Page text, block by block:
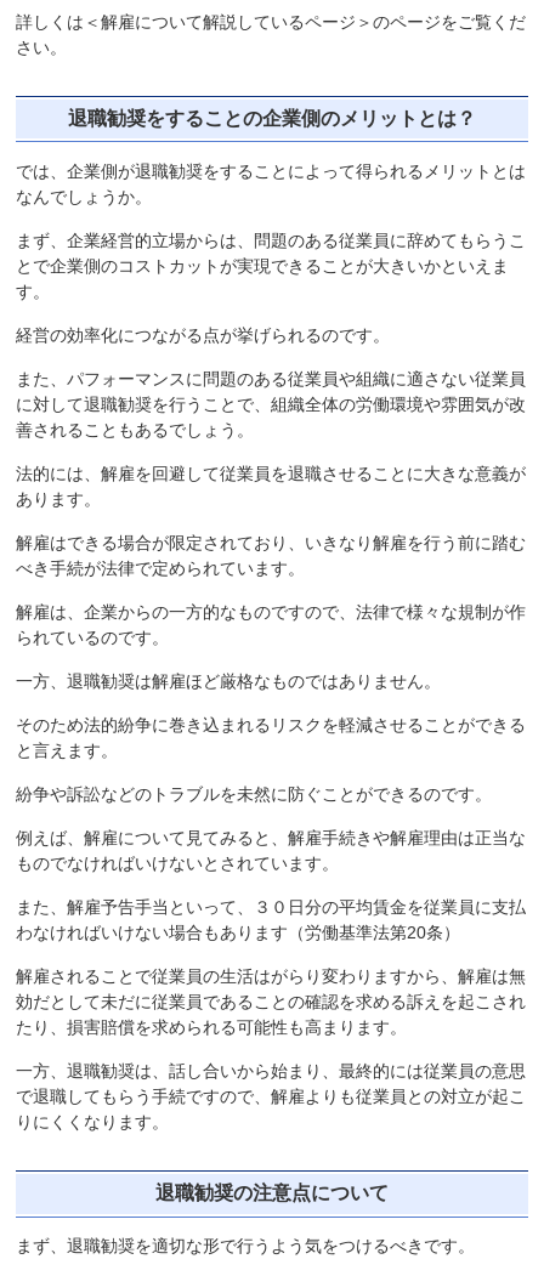
詳しくは＜解雇について解説しているページ＞のページをご覧くだ
さい。
退職勧奨をすることの企業側のメリットとは？
では、企業側が退職勧奨をすることによって得られるメリットとは
なんでしょうか。
まず、企業経営的立場からは、問題のある従業員に辞めてもらうこ
とで企業側のコストカットが実現できることが大きいかといえま
す。
経営の効率化につながる点が挙げられるのです。
また、パフォーマンスに問題のある従業員や組織に適さない従業員
に対して退職勧奨を行うことで、組織全体の労働環境や雰囲気が改
善されることもあるでしょう。
法的には、解雇を回避して従業員を退職させることに大きな意義が
あります。
解雇はできる場合が限定されており、いきなり解雇を行う前に踏む
べき手続が法律で定められています。
解雇は、企業からの一方的なものですので、法律で様々な規制が作
られているのです。
一方、退職勧奨は解雇ほど厳格なものではありません。
そのため法的紛争に巻き込まれるリスクを軽減させることができる
と言えます。
紛争や訴訟などのトラブルを未然に防ぐことができるのです。
例えば、解雇について見てみると、解雇手続きや解雇理由は正当な
ものでなければいけないとされています。
また、解雇予告手当といって、３０日分の平均賃金を従業員に支払
わなければいけない場合もあります（労働基準法第20条）
解雇されることで従業員の生活はがらり変わりますから、解雇は無
効だとして未だに従業員であることの確認を求める訴えを起こされ
たり、損害賠償を求められる可能性も高まります。
一方、退職勧奨は、話し合いから始まり、最終的には従業員の意思
で退職してもらう手続ですので、解雇よりも従業員との対立が起こ
りにくくなります。
退職勧奨の注意点について
まず、退職勧奨を適切な形で行うよう気をつけるべきです。